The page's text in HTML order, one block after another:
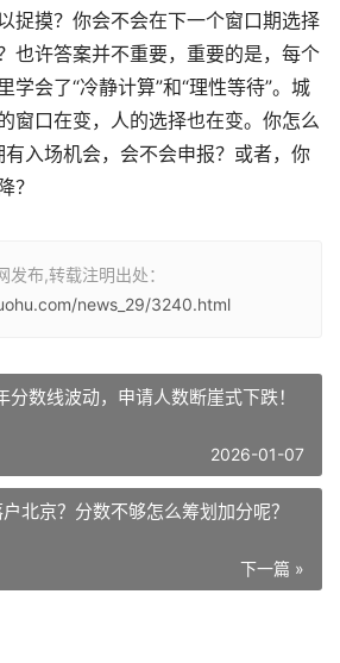
捉摸？你会不会在下一个窗口期选择
也许答案并不重要，重要的是，每个
学会了“冷静计算”和“理性等待”。城
窗口在变，人的选择也在变。你怎么
入场机会，会不会申报？或者，你
？
布,转载注明出处：
news_29/3240.html
数线波动，申请人数断崖式下跌！
2026-01-07
北京？分数不够怎么筹划加分呢？
下一篇 »